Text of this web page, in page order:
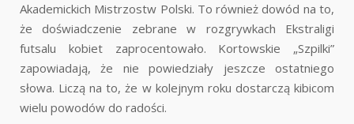
Akademickich Mistrzostw Polski. To również dowód na to,
że doświadczenie zebrane w rozgrywkach Ekstraligi
futsalu kobiet zaprocentowało. Kortowskie „Szpilki”
zapowiadają, że nie powiedziały jeszcze ostatniego
słowa. Liczą na to, że w kolejnym roku dostarczą kibicom
wielu powodów do radości.